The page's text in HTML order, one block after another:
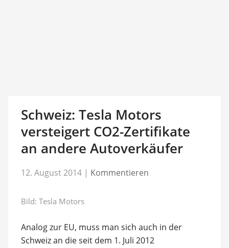
Schweiz: Tesla Motors
versteigert CO2-Zertifikate
an andere Autoverkäufer
12. August 2014 | Kommentieren
Bild: Tesla Motors
Analog zur EU, muss man sich auch in der
Schweiz an die seit dem 1. Juli 2012